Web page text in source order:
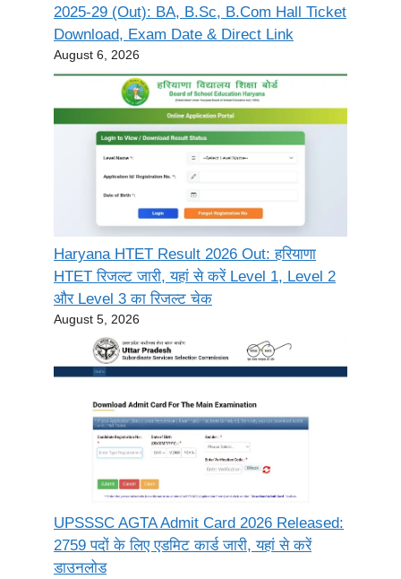
2025-29 (Out): BA, B.Sc, B.Com Hall Ticket
Download, Exam Date & Direct Link
August 6, 2026
Haryana HTET Result 2026 Out: हरियाणा
HTET रिजल्ट जारी, यहां से करें Level 1, Level 2
और Level 3 का रिजल्ट चेक
August 5, 2026
UPSSSC AGTA Admit Card 2026 Released:
2759 पदों के लिए एडमिट कार्ड जारी, यहां से करें
डाउनलोड